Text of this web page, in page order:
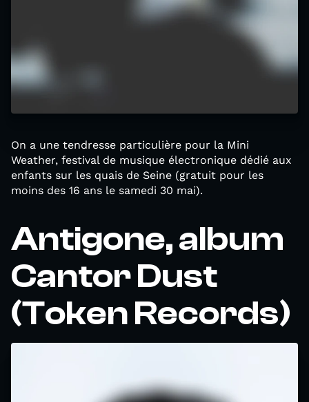
On a une tendresse particulière pour la Mini
Weather, festival de musique électronique dédié aux
enfants sur les quais de Seine (gratuit pour les
moins des 16 ans le samedi 30 mai).
Antigone, album
Cantor Dust
(Token Records)